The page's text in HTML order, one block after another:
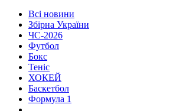
Всі новини
Збірна України
ЧС-2026
Футбол
Бокс
Теніс
ХОКЕЙ
Баскетбол
Формула 1